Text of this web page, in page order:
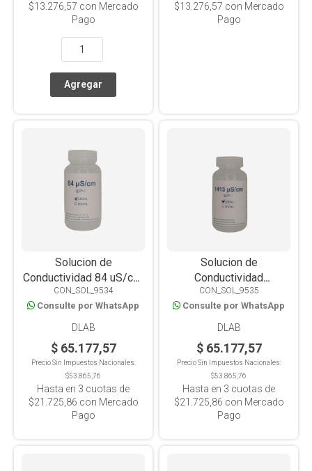
$13.276,57 con Mercado
Pago
$13.276,57 con Mercado
Pago
Solucion de
Conductividad 84 uS/cm,
Botella x 250ml
CON_SOL_9534
Consulte por WhatsApp
DLAB
$ 65.177,57
Precio Sin Impuestos Nacionales:
$53.865,76
Hasta en 3 cuotas de
$21.725,86 con Mercado
Pago
Solucion de
Conductividad
1413uS/cm. Botella x
250ml
CON_SOL_9535
Consulte por WhatsApp
DLAB
$ 65.177,57
Precio Sin Impuestos Nacionales:
$53.865,76
Hasta en 3 cuotas de
$21.725,86 con Mercado
Pago